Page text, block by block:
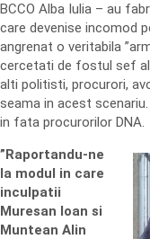
BCCO Alba Iulia – au
care devenise incomod
angrenat o veritabila
cercetati de fostul sef al
alti politisti, procurori,
seama in acest
in fata procurorilor DNA.
”Raportandu-ne
la modul in care
inculpatii
Muresan Ioan si
Muntean Alin